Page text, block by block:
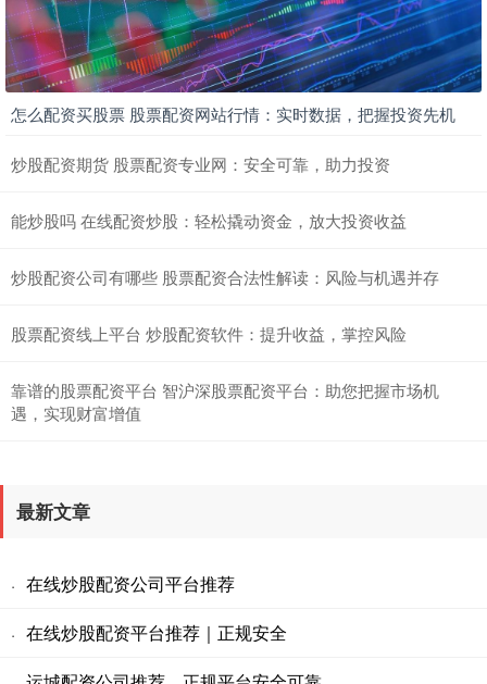
怎么配资买股票 股票配资网站行情：实时数据，把握投资先机
炒股配资期货 股票配资专业网：安全可靠，助力投资
能炒股吗 在线配资炒股：轻松撬动资金，放大投资收益
炒股配资公司有哪些 股票配资合法性解读：风险与机遇并存
股票配资线上平台 炒股配资软件：提升收益，掌控风险
靠谱的股票配资平台 智沪深股票配资平台：助您把握市场机
遇，实现财富增值
最新文章
· 在线炒股配资公司平台推荐
· 在线炒股配资平台推荐｜正规安全